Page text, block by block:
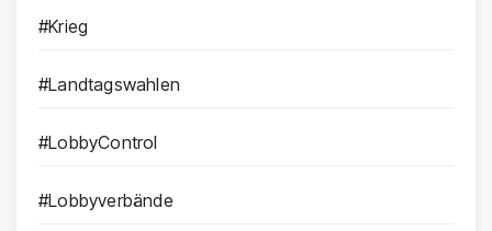
#Krieg
#Landtagswahlen
#LobbyControl
#Lobbyverbände